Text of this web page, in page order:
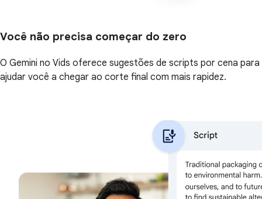
Você não precisa começar do zero
O Gemini no Vids oferece sugestões de scripts por cena para
ajudar você a chegar ao corte final com mais rapidez.